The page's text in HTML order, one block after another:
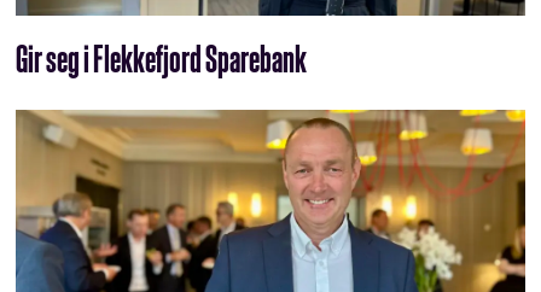
Gir seg i Flekkefjord Sparebank